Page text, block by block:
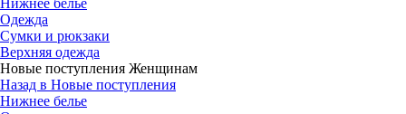
Нижнее белье
Одежда
Сумки и рюкзаки
Верхняя одежда
Новые поступления Женщинам
Назад в Новые поступления
Нижнее белье